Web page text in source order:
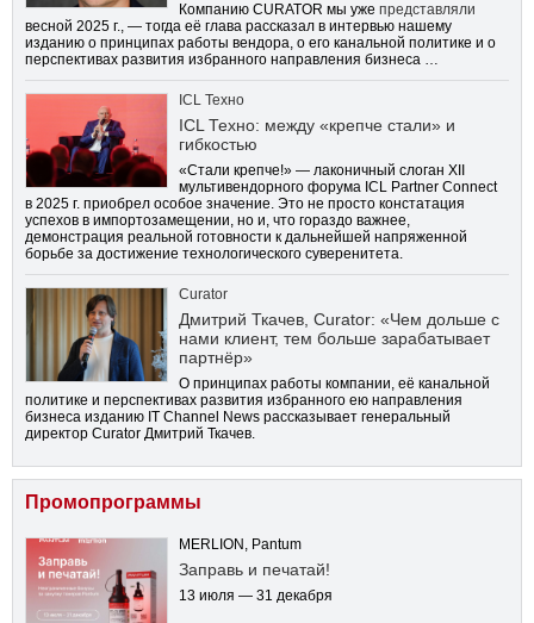
Компанию CURATOR мы уже представляли
весной 2025 г., — тогда её глава рассказал в интервью нашему
изданию о принципах работы вендора, о его канальной политике и о
перспективах развития избранного направления бизнеса …
ICL Техно
ICL Техно: между «крепче стали» и
гибкостью
«Стали крепче!» — лаконичный слоган XII
мультивендорного форума ICL Partner Connect
в 2025 г. приобрел особое значение. Это не просто констатация
успехов в импортозамещении, но и, что гораздо важнее,
демонстрация реальной готовности к дальнейшей напряженной
борьбе за достижение технологического суверенитета.
Curator
Дмитрий Ткачев, Curator: «Чем дольше с
нами клиент, тем больше зарабатывает
партнёр»
О принципах работы компании, её канальной
политике и перспективах развития избранного ею направления
бизнеса изданию IT Channel News рассказывает генеральный
директор Curator Дмитрий Ткачев.
Промопрограммы
MERLION, Pantum
Заправь и печатай!
13 июля — 31 декабря